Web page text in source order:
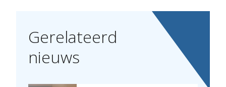
Gerelateerd
nieuws